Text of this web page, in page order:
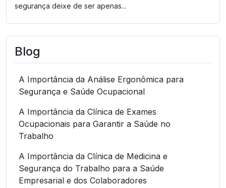
segurança deixe de ser apenas...
Blog
A Importância da Análise Ergonômica para
Segurança e Saúde Ocupacional
A Importância da Clínica de Exames
Ocupacionais para Garantir a Saúde no
Trabalho
A Importância da Clínica de Medicina e
Segurança do Trabalho para a Saúde
Empresarial e dos Colaboradores